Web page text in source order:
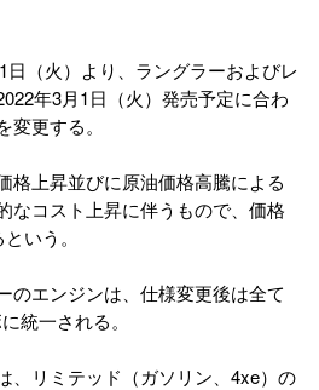
（火）より、ラングラーおよびレ
年3月1日（火）発売予定に合わ
更する。
格上昇並びに原油価格高騰による
なコスト上昇に伴うもので、価格
いう。
のエンジンは、仕様変更後は全て
統一される。
、リミテッド（ガソリン、4xe）の